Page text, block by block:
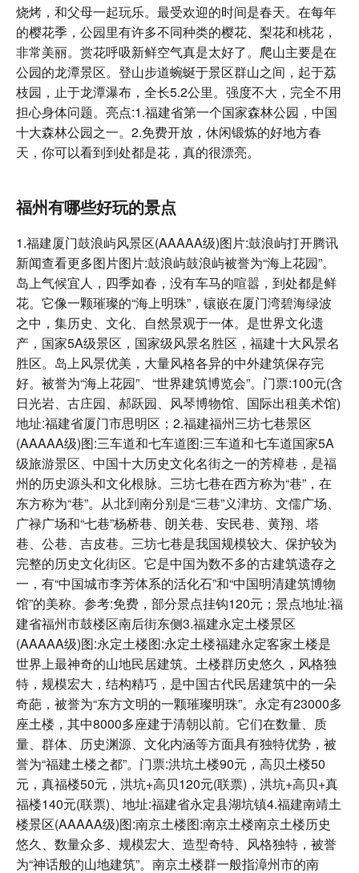
烧烤，和父母一起玩乐。最受欢迎的时间是春天。在每年
的樱花季，公园里有许多不同种类的樱花、梨花和桃花，
非常美丽。赏花呼吸新鲜空气真是太好了。爬山主要是在
公园的龙潭景区。登山步道蜿蜒于景区群山之间，起于荔
枝园，止于龙潭瀑布，全长5.2公里。强度不大，完全不用
担心身体问题。亮点:1.福建省第一个国家森林公园，中国
十大森林公园之一。2.免费开放，休闲锻炼的好地方春
天，你可以看到到处都是花，真的很漂亮。
福州有哪些好玩的景点
1.福建厦门鼓浪屿风景区(AAAAA级)图片:鼓浪屿打开腾讯
新闻查看更多图片图片:鼓浪屿鼓浪屿被誉为“海上花园”。
岛上气候宜人，四季如春，没有车马的喧嚣，到处都是鲜
花。它像一颗璀璨的“海上明珠”，镶嵌在厦门湾碧海绿波
之中，集历史、文化、自然景观于一体。是世界文化遗
产，国家5A级景区，国家级风景名胜区，福建十大风景名
胜区。岛上风景优美，大量风格各异的中外建筑保存完
好。被誉为“海上花园”、“世界建筑博览会”。门票:100元(含
日光岩、古庄园、郝跃园、风琴博物馆、国际出租美术馆)
地址:福建省厦门市思明区；2.福建福州三坊七巷景区
(AAAAA级)图:三车道和七车道图:三车道和七车道国家5A
级旅游景区、中国十大历史文化名街之一的芳樟巷，是福
州的历史源头和文化根脉。三坊七巷在西方称为“巷”，在
东方称为“巷”。从北到南分别是“三巷”义津坊、文儒广场、
广禄广场和“七巷”杨桥巷、朗关巷、安民巷、黄翔、塔
巷、公巷、吉皮巷。三坊七巷是我国规模较大、保护较为
完整的历史文化街区。它是中国为数不多的古建筑遗存之
一，有“中国城市李芳体系的活化石”和“中国明清建筑博物
馆”的美称。参考:免费，部分景点挂钩120元；景点地址:福
建省福州市鼓楼区南后街东侧3.福建永定土楼景区
(AAAAA级)图:永定土楼图:永定土楼福建永定客家土楼是
世界上最神奇的山地民居建筑。土楼群历史悠久，风格独
特，规模宏大，结构精巧，是中国古代民居建筑中的一朵
奇葩，被誉为“东方文明的一颗璀璨明珠”。永定有23000多
座土楼，其中8000多座建于清朝以前。它们在数量、质
量、群体、历史渊源、文化内涵等方面具有独特优势，被
誉为“福建土楼之都”。门票:洪坑土楼90元，高贝土楼50
元，真福楼50元，洪坑+高贝120元(联票)，洪坑+高贝+真
福楼140元(联票)、地址:福建省永定县湖坑镇4.福建南靖土
楼景区(AAAAA级)图:南京土楼图:南京土楼南京土楼历史
悠久、数量众多、规模宏大、造型奇特、风格独特，被誉
为“神话般的山地建筑”。南京土楼群一般指漳州市的南